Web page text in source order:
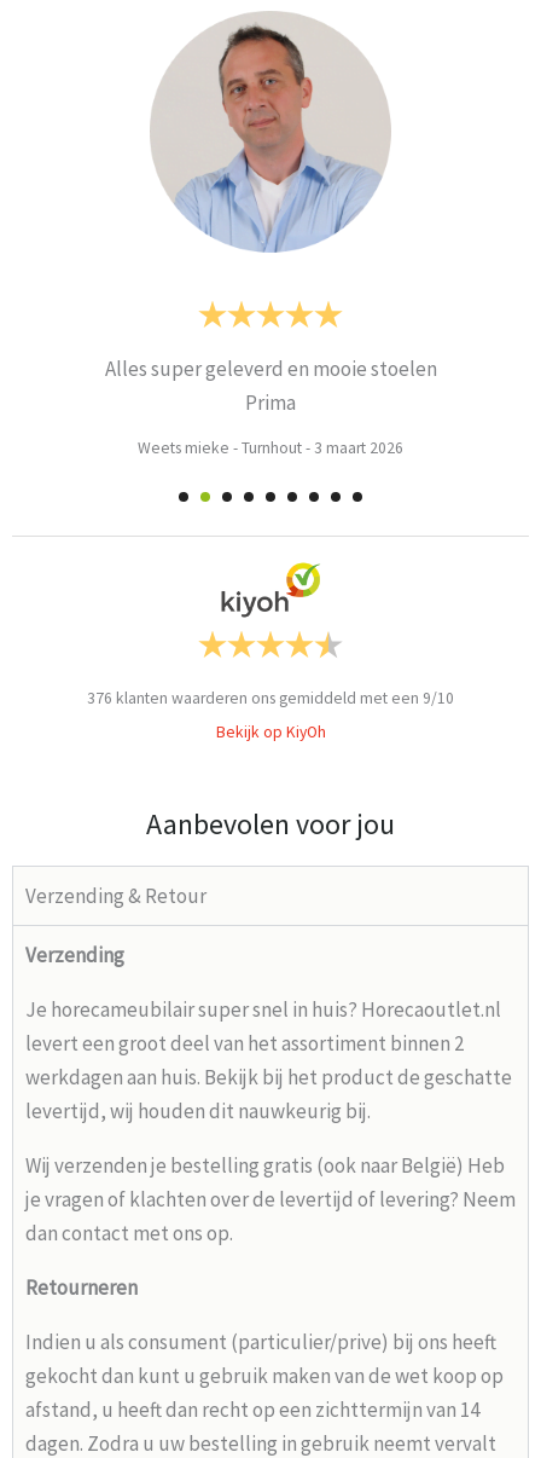
Alles super geleverd en mooie stoelen
Prima
Weets mieke -Turnhout- 3 maart 2026
376 klanten waarderen ons gemiddeld met een 9/10
Bekijk op KiyOh
Aanbevolen voor jou
Verzending & Retour
Verzending
Je horecameubilair super snel in huis? Horecaoutlet.nl
levert een groot deel van het assortiment binnen 2
werkdagen aan huis. Bekijk bij het product de geschatte
levertijd, wij houden dit nauwkeurig bij.
Wij verzenden je bestelling gratis (ook naar België) Heb
je vragen of klachten over de levertijd of levering? Neem
dan contact met ons op.
Retourneren
Indien u als consument (particulier/prive) bij ons heeft
gekocht dan kunt u gebruik maken van de wet koop op
afstand, u heeft dan recht op een zichttermijn van 14
dagen. Zodra u uw bestelling in gebruik neemt vervalt